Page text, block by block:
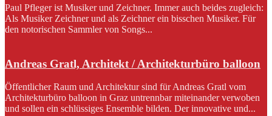
Paul Pfleger ist Musiker und Zeichner. Immer auch beides zugleich:
Als Musiker Zeichner und als Zeichner ein bisschen Musiker. Für
den notorischen Sammler von Songs...
Andreas Gratl, Architekt / Architekturbüro balloon
Öffentlicher Raum und Architektur sind für Andreas Gratl vom
Architekturbüro balloon in Graz untrennbar miteinander verwoben
und sollen ein schlüssiges Ensemble bilden. Der innovative und...